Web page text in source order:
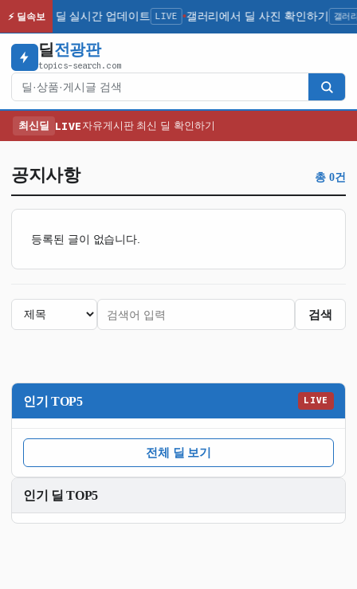
⚡ 딜속보
최신 인기 딜 실시간 업데이트 LIVE ●갤러리에서 딜 사진 확인하기 갤러리
딜 전광판
topics-search.com
검색
최신딜 LIVE 자유게시판 최신 딜 확인하기
공지사항 총 0건
등록된 글이 없습니다.
검색
인기 TOP5 LIVE
전체 딜 보기
인기 딜 TOP5